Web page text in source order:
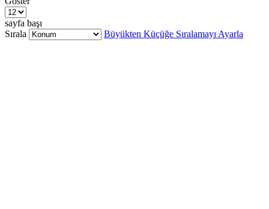
sayfa başı
Sırala
Büyükten Küçüğe Sıralamayı Ayarla